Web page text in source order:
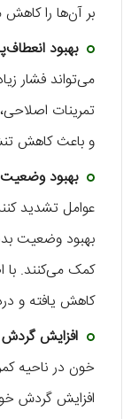
بر آن‌ها را
بهبود
می‌تواند فشار
تمرینات
و باعث کاهش
بهبود
عوامل تشدید
بهبود وضعیت
کمک می‌کنند.
کاهش یافته و
افزایش
خون در ناحیه
افزایش گردش